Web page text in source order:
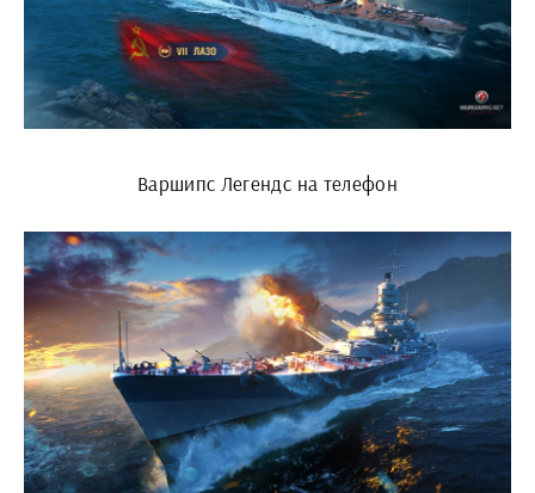
Варшипс Легендс на телефон